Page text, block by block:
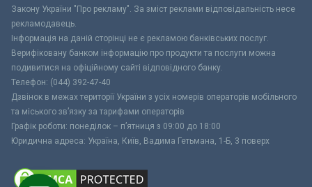
Закону України "Про рекламу". За зміст реклами відповідальність несе
рекламодавець.
Інформація на даній сторінці не є рекламою банківських послуг.
Верифіковану банком інформацію про продукти та послуги можна
подивитися на офіційному сайті відповідного банку.
Телефон: (044) 392-47-40
Дзвінок в межах території України з усіх номерів операторів мобільного
та міського зв’язку за тарифами операторів
Графік роботи: понеділок – п’ятниця з 09:00 до 18:00
Юридична адреса: Україна, Київ, Вадима Гетьмана, 1-Б, 3 поверх